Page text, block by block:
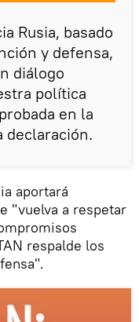
Rusia, basado
y defensa,
diálogo
política
en la
declaración.
aportará
"vuelva a respetar
respalde los